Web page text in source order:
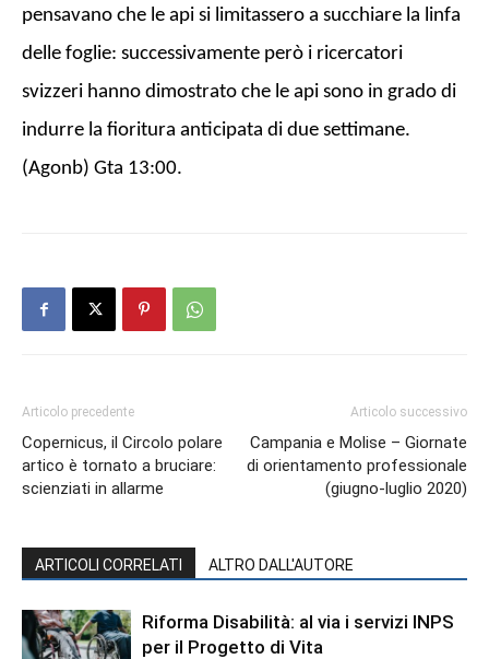
pensavano che le api si limitassero a succhiare la linfa
delle foglie: successivamente però i ricercatori
svizzeri hanno dimostrato che le api sono in grado di
indurre la fioritura anticipata di due settimane.
(Agonb) Gta 13:00.
Articolo precedente
Copernicus, il Circolo polare
artico è tornato a bruciare:
scienziati in allarme
Articolo successivo
Campania e Molise – Giornate
di orientamento professionale
(giugno-luglio 2020)
ARTICOLI CORRELATI ALTRO DALL'AUTORE
Riforma Disabilità: al via i servizi INPS
per il Progetto di Vita